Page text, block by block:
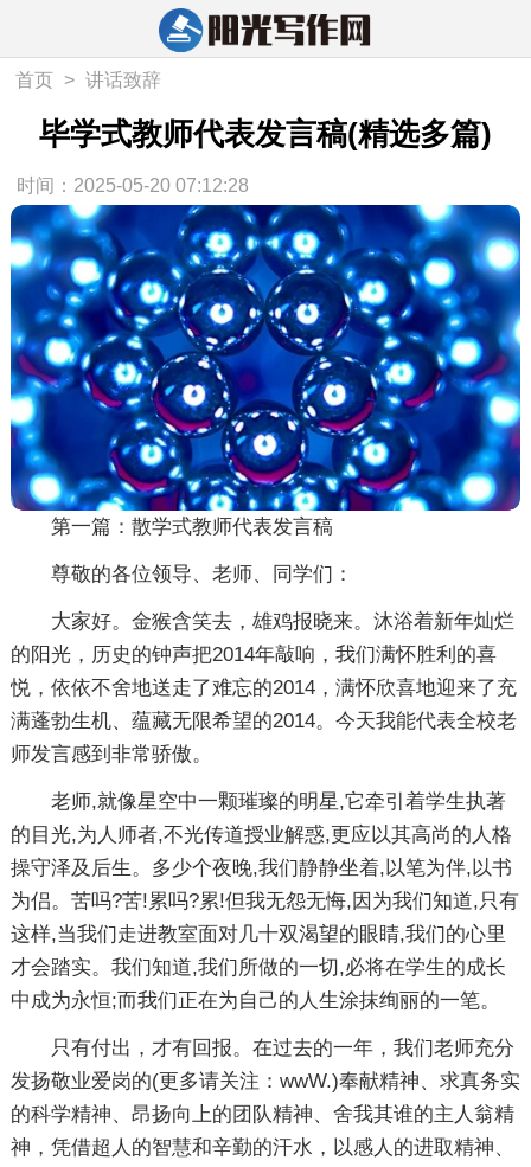
首页 > 讲话致辞
毕学式教师代表发言稿(精选多篇)
时间：2025-05-20 07:12:28
第一篇：散学式教师代表发言稿
尊敬的各位领导、老师、同学们：
大家好。金猴含笑去，雄鸡报晓来。沐浴着新年灿烂
的阳光，历史的钟声把2014年敲响，我们满怀胜利的喜
悦，依依不舍地送走了难忘的2014，满怀欣喜地迎来了充
满蓬勃生机、蕴藏无限希望的2014。今天我能代表全校老
师发言感到非常骄傲。
老师,就像星空中一颗璀璨的明星,它牵引着学生执著
的目光,为人师者,不光传道授业解惑,更应以其高尚的人格
操守泽及后生。多少个夜晚,我们静静坐着,以笔为伴,以书
为侣。苦吗?苦!累吗?累!但我无怨无悔,因为我们知道,只有
这样,当我们走进教室面对几十双渴望的眼睛,我们的心里
才会踏实。我们知道,我们所做的一切,必将在学生的成长
中成为永恒;而我们正在为自己的人生涂抹绚丽的一笔。
只有付出，才有回报。在过去的一年，我们老师充分
发扬敬业爱岗的(更多请关注：wwW.)奉献精神、求真务实
的科学精神、昂扬向上的团队精神、舍我其谁的主人翁精
神，凭借超人的智慧和辛勤的汗水，以感人的进取精神、